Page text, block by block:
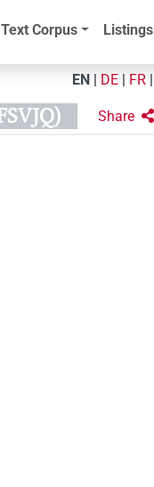
Text Corpus Listings
EN DE FR
Share